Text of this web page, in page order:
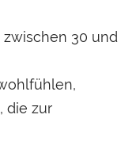
30 und
die zur